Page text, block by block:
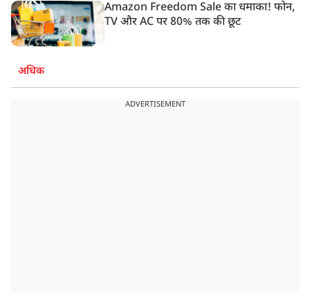
Amazon Freedom Sale का धमाका! फोन,
TV और AC पर 80% तक की छूट
अधिक
ADVERTISEMENT